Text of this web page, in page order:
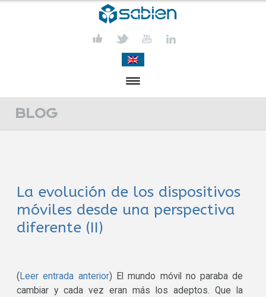
PRESENTACIÓN
ACTIVIDADES
COMUNICACIÓN
BLOG
La evolución de los dispositivos
móviles desde una perspectiva
diferente (II)
( Leer entrada anterior) El mundo móvil no paraba de
cambiar y cada vez eran más los adeptos. Que la